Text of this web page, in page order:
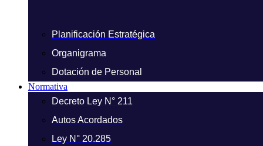
Planificación Estratégica
Organigrama
Dotación de Personal
Normativa
Decreto Ley N° 211
Autos Acordados
Ley N° 20.285